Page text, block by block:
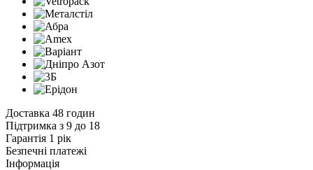
Доставка 48 годин
Підтримка з 9 до 18
Гарантія 1 рік
Безпечні платежі
Інформація